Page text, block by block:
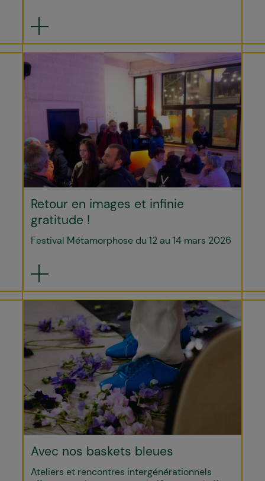
Retour en images et infinie
gratitude !
Festival Métamorphose du 12 au 14 mars 2026
Avec nos baskets bleues
Ateliers et rencontres intergénérationnels